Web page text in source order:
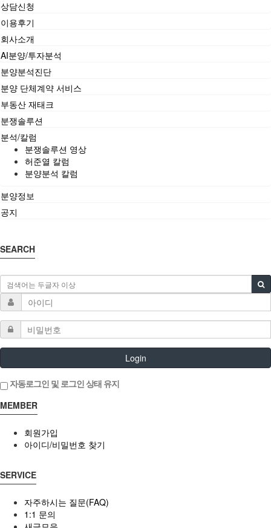
상담신청
이용후기
회사소개
AI분양/투자분석
분양분석진단
분양 단체계약 서비스
부동산 재태크
분쟁솔루션
분석/칼럼
분쟁솔루션 영상
허준열 칼럼
분양분석 칼럼
분양정보
공지
SEARCH
Login
자동로그인 및 로그인 상태 유지
MEMBER
회원가입
아이디/비밀번호 찾기
SERVICE
자주하시는 질문(FAQ)
1:1 문의